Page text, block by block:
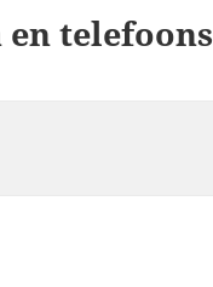
telefoons